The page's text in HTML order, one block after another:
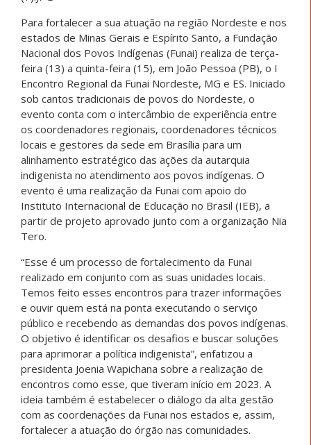
Para fortalecer a sua atuação na região Nordeste e nos
estados de Minas Gerais e Espírito Santo, a Fundação
Nacional dos Povos Indígenas (Funai) realiza de terça-
feira (13) a quinta-feira (15), em João Pessoa (PB), o I
Encontro Regional da Funai Nordeste, MG e ES. Iniciado
sob cantos tradicionais de povos do Nordeste, o
evento conta com o intercâmbio de experiência entre
os coordenadores regionais, coordenadores técnicos
locais e gestores da sede em Brasília para um
alinhamento estratégico das ações da autarquia
indigenista no atendimento aos povos indígenas. O
evento é uma realização da Funai com apoio do
Instituto Internacional de Educação no Brasil (IEB), a
partir de projeto aprovado junto com a organização Nia
Tero.
“Esse é um processo de fortalecimento da Funai
realizado em conjunto com as suas unidades locais.
Temos feito esses encontros para trazer informações
e ouvir quem está na ponta executando o serviço
público e recebendo as demandas dos povos indígenas.
O objetivo é identificar os desafios e buscar soluções
para aprimorar a política indigenista”, enfatizou a
presidenta Joenia Wapichana sobre a realização de
encontros como esse, que tiveram início em 2023. A
ideia também é estabelecer o diálogo da alta gestão
com as coordenações da Funai nos estados e, assim,
fortalecer a atuação do órgão nas comunidades.